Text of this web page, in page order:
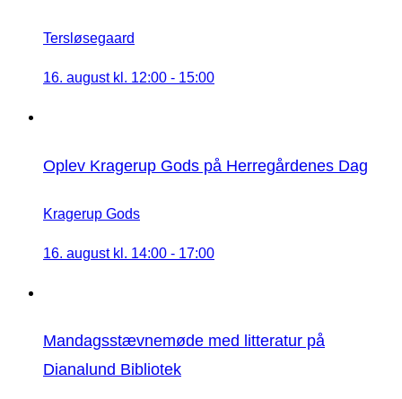
Tersløsegaard
16. august kl. 12:00 - 15:00
Oplev Kragerup Gods på Herregårdenes Dag
Kragerup Gods
16. august kl. 14:00 - 17:00
Mandagsstævnemøde med litteratur på
Dianalund Bibliotek